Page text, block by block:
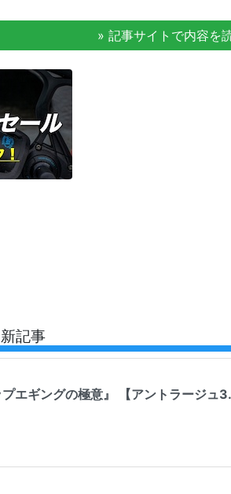
» 記事サイトで内容を
記事
エギングの極意』 【アントラージュ